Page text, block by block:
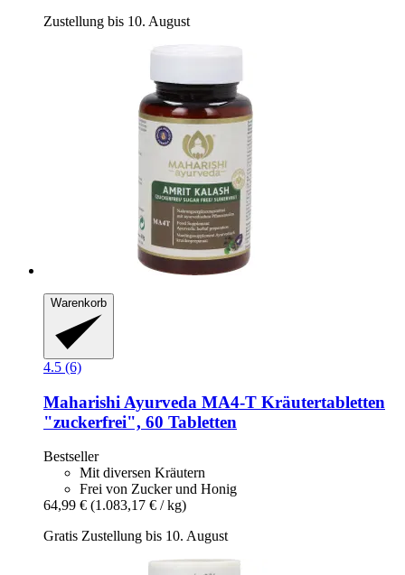
Zustellung bis 10. August
Warenkorb
4.5 (6)
Maharishi Ayurveda MA4-​T Kräutertabletten
"zuckerfrei", 60 Tabletten
Bestseller
Mit diversen Kräutern
Frei von Zucker und Honig
64,99 € (1.083,17 € / kg)
Gratis Zustellung bis 10. August